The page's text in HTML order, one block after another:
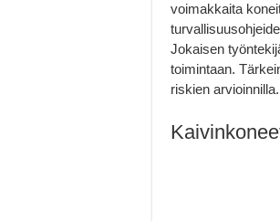
voimakkaita
Jokaisen
toimintaan.
riskien arvioinnilla.